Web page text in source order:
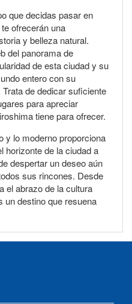
que decidas pasar en
ofrecerán una
y belleza natural.
del panorama de
de esta ciudad y su
entero con su
de dedicar suficiente
para apreciar
tiene para ofrecer.
y lo moderno proporciona
horizonte de la ciudad a
despertar un deseo aún
sus rincones. Desde
el abrazo de la cultura
un destino que resuena